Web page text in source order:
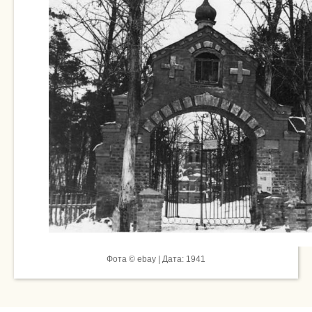
Фота © ebay | Дата: 1941